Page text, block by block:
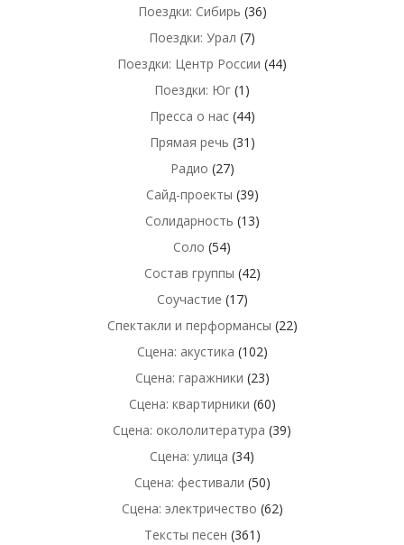
Поездки: Сибирь (36)
Поездки: Урал (7)
Поездки: Центр России (44)
Поездки: Юг (1)
Пресса о нас(44)
Прямая речь (31)
Радио (27)
Сайд-проекты (39)
Солидарность (13)
Соло (54)
Состав группы (42)
Соучастие (17)
Спектакли и перформансы (22)
Сцена: акустика (102)
Сцена: гаражники (23)
Сцена: квартирники (60)
Сцена: окололитература (39)
Сцена: улица (34)
Сцена: фестивали (50)
Сцена: электричество (62)
Тексты песен (361)